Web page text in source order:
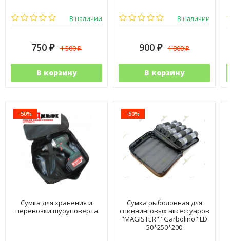
В наличии
750 ₽ 1 500₽
В корзину
В наличии
900 ₽ 1 800₽
В корзину
-50%
Сумка для хранения и
перевозки шуруповерта
-50%
Сумка рыболовная для
спиннинговых аксессуаров
"MAGISTER" "Garbolino" LD
50*250*200